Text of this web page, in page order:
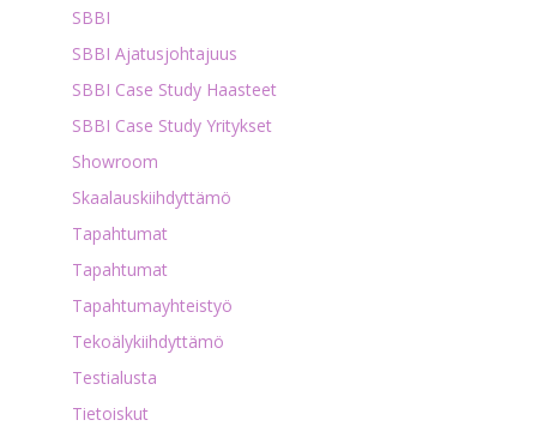
SBBI
SBBI Ajatusjohtajuus
SBBI Case Study Haasteet
SBBI Case Study Yritykset
Showroom
Skaalauskiihdyttämö
Tapahtumat
Tapahtumat
Tapahtumayhteistyö
Tekoälykiihdyttämö
Testialusta
Tietoiskut